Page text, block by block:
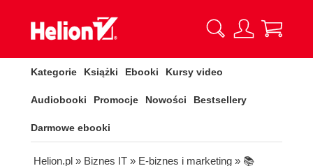
Kategorie Książki Ebooki Kursy video
Audiobooki Promocje Nowości Bestsellery
Darmowe ebooki
Helion.pl » Biznes IT » E-biznes i marketing » 📚